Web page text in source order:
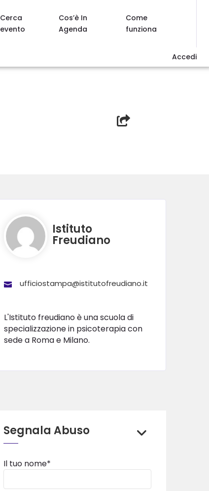
Cerca
evento
Cos’è In
Agenda
Come
funziona
Accedi
Istituto
Freudiano
ufficiostampa@istitutofreudiano.it
L'Istituto freudiano è una scuola di
specializzazione in psicoterapia con
sede a Roma e Milano.
Segnala Abuso
Il tuo nome*